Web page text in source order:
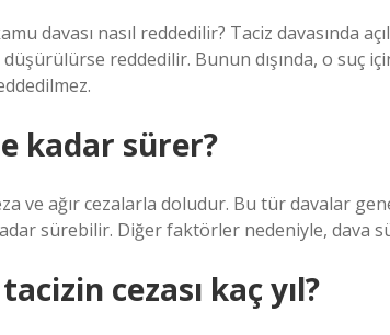
davası nasıl reddedilir? Taciz davasında
reddedilir. Bunun dışında, o suç
kadar sürer?
ve ağır cezalarla doludur. Bu tür davalar
sürebilir. Diğer faktörler nedeniyle, dava
cezası kaç yıl?